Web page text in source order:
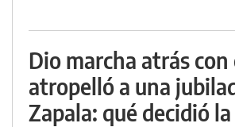
Dio marcha atrás
atropelló a una
Zapala: qué decidió